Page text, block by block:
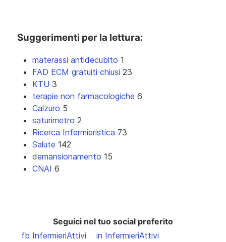
Suggerimenti per la lettura:
materassi antidecubito 1
FAD ECM gratuiti chiusi 23
KTU 3
terapie non farmacologiche 6
Calzuro 5
saturimetro 2
Ricerca Infermieristica 73
Salute 142
demansionamento 15
CNAI 6
Seguici nel tuo social preferito
fb InfermieriAttivi
in InfermieriAttivi